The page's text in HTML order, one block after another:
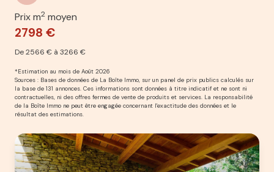
Prix m2 moyen
2798 €
De 2566 € à 3266 €
*Estimation au mois de Août 2026
Sources : Bases de données de La Boîte Immo, sur un panel de prix publics calculés sur
la base de 131 annonces. Ces informations sont données à titre indicatif et ne sont ni
contractuelles, ni des offres fermes de vente de produits et services. La responsabilité
de la Boîte Immo ne peut être engagée concernant l'exactitude des données et le
résultat des estimations.